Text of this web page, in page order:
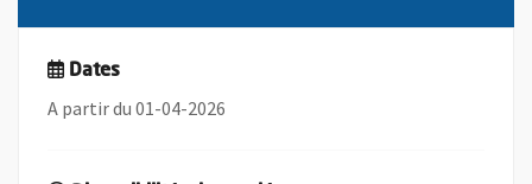
Dates
A partir du 01-04-2026